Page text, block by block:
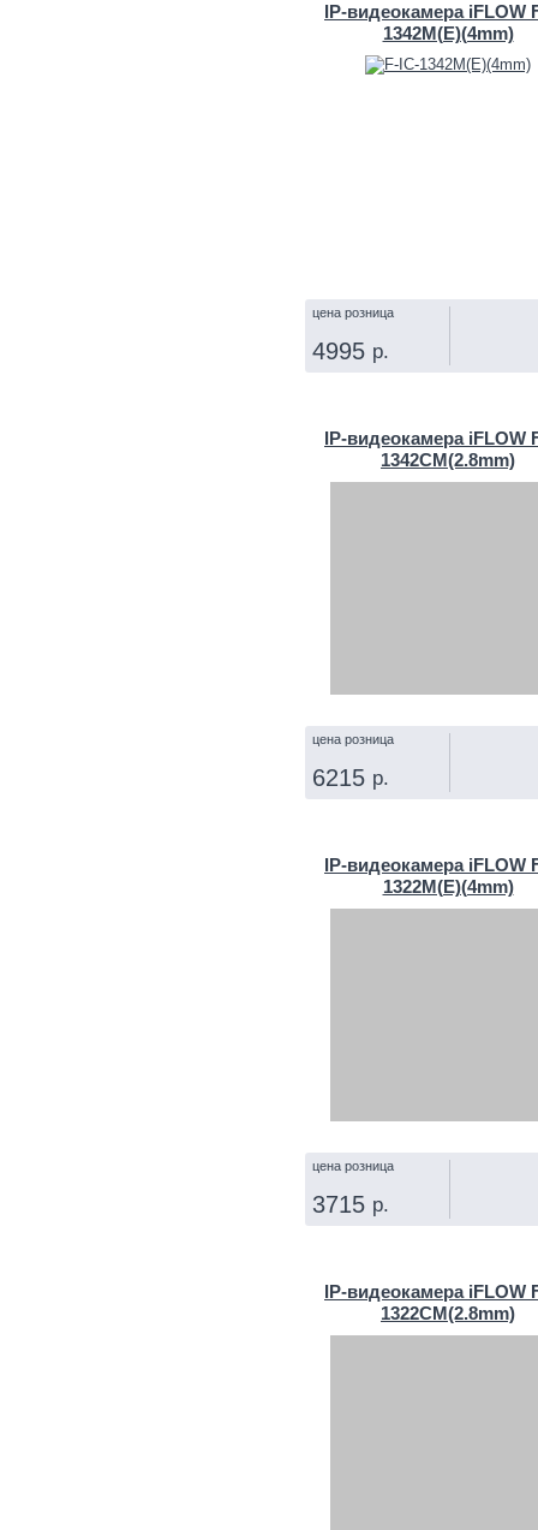
IP‑видеокамера iFLOW
1342M(E)(4mm)
цена розница
4995 р.
IP‑видеокамера iFLOW
1342CM(2.8mm)
цена розница
6215 р.
IP‑видеокамера iFLOW
1322M(E)(4mm)
цена розница
3715 р.
IP‑видеокамера iFLOW
1322CM(2.8mm)